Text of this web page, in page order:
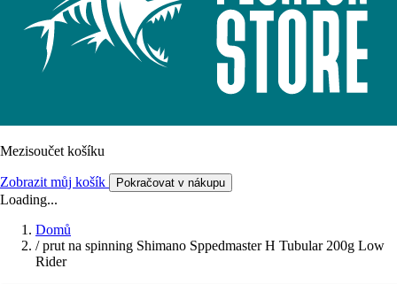
Mezisoučet košíku
Zobrazit můj košík Pokračovat v nákupu
Loading...
Domů
/ prut na spinning Shimano Sppedmaster H Tubular 200g Low
Rider